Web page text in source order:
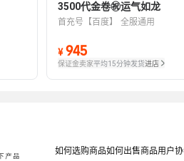
3500代金卷㊗️运气如龙
首充号【百度】 全服通用
¥ 945
保证金卖家平均15分钟发货进店
如何选购商品如何出售商品用户